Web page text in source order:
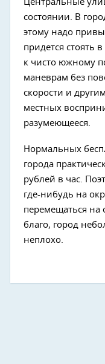
Центральные
состоянии. В
этому надо
придется стоять
к чисто южному
маневрам без
скорости и
местных
разумеющееся.
Нормальных
города
рублей в час.
где-нибудь на
перемещаться на
благо, город
неплохо.